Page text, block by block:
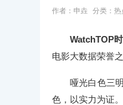
作者：申垚 分类： 热
WatchTOP
电影大数据荣誉之
哑光白色三
色，以实力为证。